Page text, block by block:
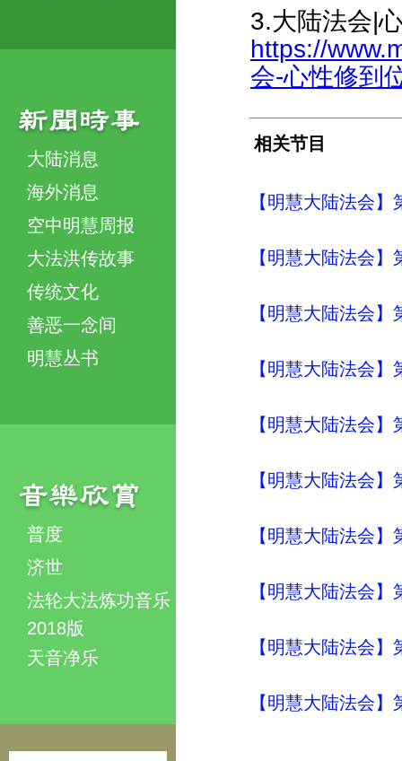
大陆消息
海外消息
空中明慧周报
大法洪传故事
传统文化
善恶一念间
明慧丛书
普度
济世
法轮大法炼功音乐
2018版
天音净乐
3.大陆法会|
https://
会-心性修到
相关节目
【明慧大陆法会
【明慧大陆法会
【明慧大陆法会
【明慧大陆法会
【明慧大陆法会
【明慧大陆法会
【明慧大陆法会
【明慧大陆法会
【明慧大陆法会
【明慧大陆法会